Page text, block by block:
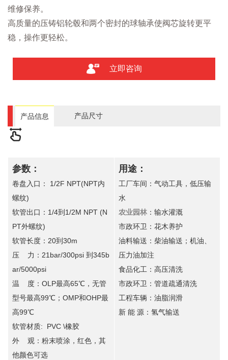
维修保养。
高质量的压铸铝轮毂和两个密封的球轴承使阀芯旋转更平
稳，操作更轻松。
立即咨询
产品信息 产品尺寸
参数：
卷盘入口： 1/2F NPT(NPT内
螺纹)
软管出口：1/4到1/2M NPT (N
PT外螺纹)
软管长度：20到30m
压 力：21bar/300psi 到345b
ar/5000psi
温 度：OLP最高65℃，无管
型号最高99℃；OMP和OHP最
高99℃
软管材质: PVC \橡胶
外 观：粉末喷涂，红色，其
他颜色可选
用途：
工厂车间：气动工具，低压输
水
农业园林 ：输水灌溉
市政环卫：花木养护
油料输送：柴油输送；机油、
压力油加注
食品化工：高压清洗
市政环卫：管道疏通清洗
工程车辆：油脂润滑
新 能 源：氢气输送